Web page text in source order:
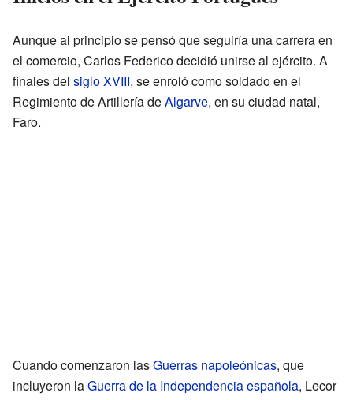
Aunque al principio se pensó que seguiría una carrera en
el comercio, Carlos Federico decidió unirse al ejército. A
finales del siglo XVIII, se enroló como soldado en el
Regimiento de Artillería deAlgarve, en su ciudad natal,
Faro.
Cuando comenzaron lasGuerras napoleónicas, que
incluyeron laGuerra de la Independencia española, Lecor